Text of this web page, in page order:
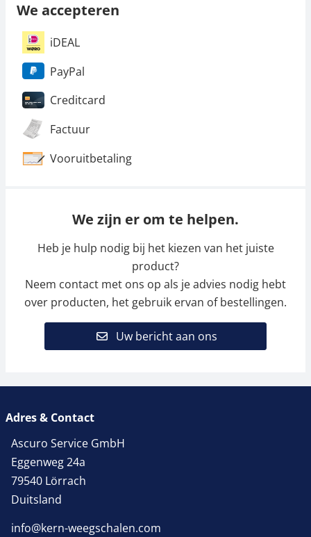
We accepteren
iDEAL
PayPal
Creditcard
Factuur
Vooruitbetaling
We zijn er om te helpen.
Heb je hulp nodig bij het kiezen van het juiste
product?
Neem contact met ons op als je advies nodig hebt
over producten, het gebruik ervan of bestellingen.
Uw bericht aan ons
Adres & Contact
Ascuro Service GmbH
Eggenweg 24a
79540 Lörrach
Duitsland
info@kern-weegschalen.com